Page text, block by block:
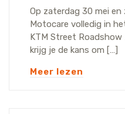
Op zaterdag 30 mei
Motocare volledig in
KTM Street Roadshow
krijg je de kans om […]
Meer lezen